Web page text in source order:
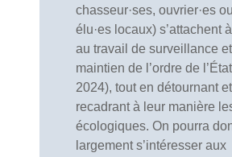
chasseur·ses, ouvrier·es
élu·es locaux) s’attachent
au travail de surveillance
maintien de l’ordre de
2024), tout en détournant
recadrant à leur manière
écologiques. On pourra
largement s’intéresser aux